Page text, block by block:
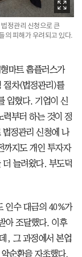
정관리 신청으로 큰
의 피해가 우려되고 있다.
마트 홈플러스가
절차(법정관리)를
입혔다. 기업이 신
력부터 하는 것이 정
정관리 신청에 나
까지도 개인 투자자
늘려왔다. 부도덕
인수 대금의 40%가
아 조달했다. 이후
, 그 과정에서 본업
순환을 자초했다.